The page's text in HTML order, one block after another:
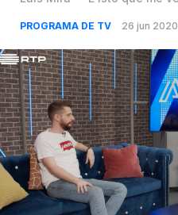
PROGRAMA DE TV 26 jun 2020